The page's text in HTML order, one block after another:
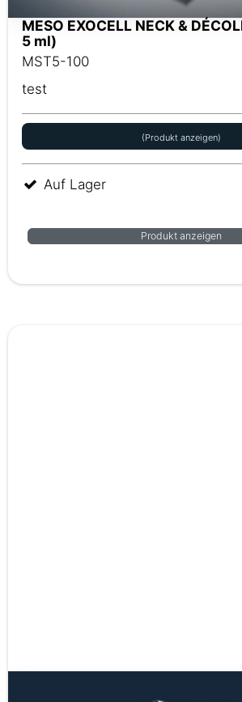
MESO EXOCELL NECK &
5 ml)
MST5-100
test
(Produkt anzeigen)
Auf Lager
Produkt anzeigen